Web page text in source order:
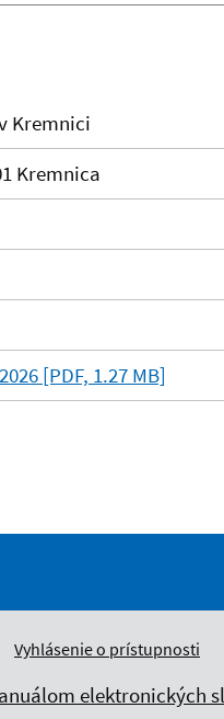
Kremnici
Kremnica
[PDF, 1.27 MB]
Vyhlásenie o prístupnosti
elektronických